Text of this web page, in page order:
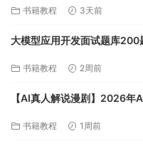
书籍教程 3天前
大模型应用开发面试题库200
书籍教程 2周前
【AI真人解说漫剧】2026年
克】
书籍教程 1周前